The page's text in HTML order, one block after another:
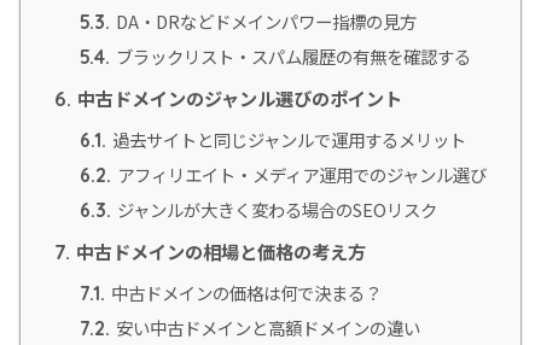
5.3. DA・DRなどドメインパワー指標の見方
5.4. ブラックリスト・スパム履歴の有無を確認する
6. 中古ドメインのジャンル選びのポイント
6.1. 過去サイトと同じジャンルで運用するメリット
6.2. アフィリエイト・メディア運用でのジャンル選び
6.3. ジャンルが大きく変わる場合のSEOリスク
7. 中古ドメインの相場と価格の考え方
7.1. 中古ドメインの価格は何で決まる？
7.2. 安い中古ドメインと高額ドメインの違い